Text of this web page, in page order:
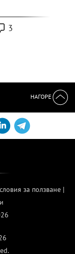
3
НАГОРЕ
за ползване|